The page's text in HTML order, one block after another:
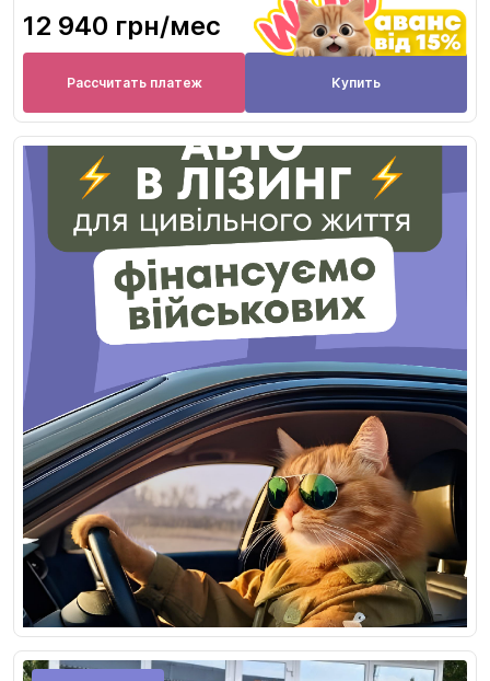
12 940 грн/мес
Рассчитать платеж Купить